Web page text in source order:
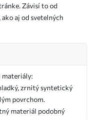
Závisí to od
aj od svetelných
materiály:
zrnitý syntetický
povrchom.
materiál podobný